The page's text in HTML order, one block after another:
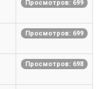
Просмотров: 699
Просмотров: 699
Просмотров: 698